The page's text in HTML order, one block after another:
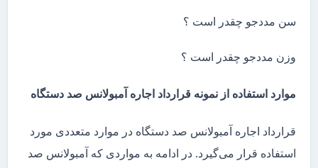
سن مددجو چقدر است ؟
وزن مددجو چقدر است ؟
موارد استفاده از نمونه قرارداد اجاره آمبولانس صد دستگاه
قرارداد اجاره آمبولانس صد دستگاه در موارد متعددی مورد
استفاده قرار می‌گیرد. در ادامه به مواردی که آمبولانس صد